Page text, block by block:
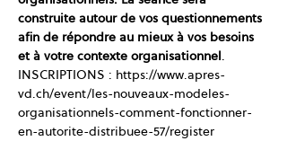
construite autour de vos questionnements
afin de répondre au mieux à vos besoins
et à votre contexte organisationnel.
INSCRIPTIONS : https://www.apres-
vd.ch/event/les-nouveaux-modeles-
organisationnels-comment-fonctionner-
en-autorite-distribuee-57/register